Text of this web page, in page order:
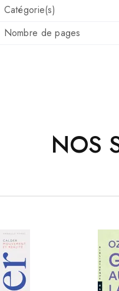
Catégorie(s)
Nombre de pages
NOS